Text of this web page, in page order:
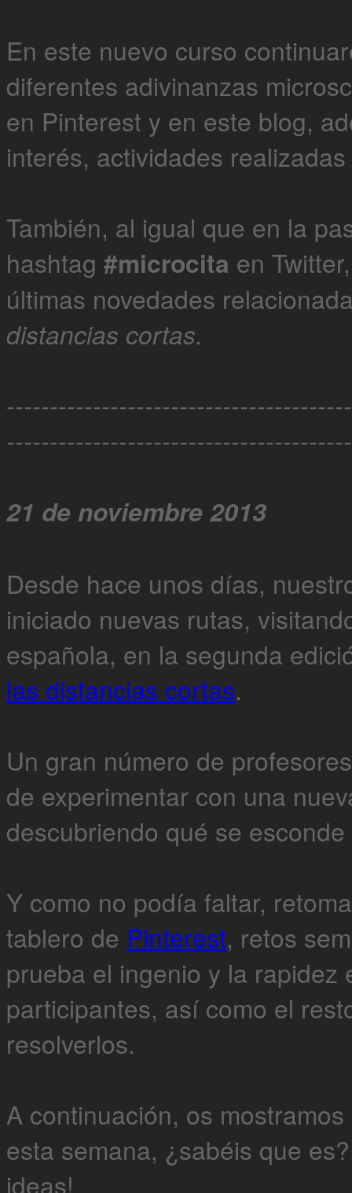
En este nuevo curso
diferentes adivinanzas
en Pinterest y en este blog,
interés, actividades
También, al igual que en la
hashtag #microcita en
últimas novedades
distancias cortas.
21 de noviembre 2013
Desde hace unos días,
iniciado nuevas rutas,
española, en la segunda
las distancias cortas.
Un gran número de
de experimentar con una
descubriendo qué se
Y como no podía faltar,
tablero de Pinterest, retos
prueba el ingenio y la
participantes, así como el
resolverlos.
A continuación, os
esta semana, ¿sabéis que
ideas!